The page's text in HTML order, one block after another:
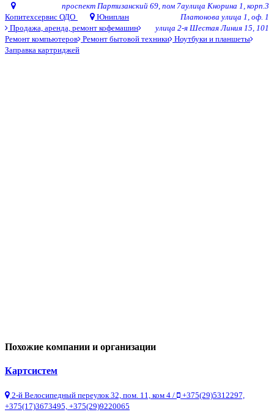
улица Кнорина 1, корп.3
проспект Партизанский 69, пом 7а
Копитехсервис ОДО
Платонова улица 1, оф. 1
Юниплан
улица 2-я Шестая Линия 15, 101
Продажа, аренда, ремонт кофемашин
Ремонт компьютеров Ремонт бытовой техники Ноутбуки и планшеты
Заправка картриджей
Похожие компании и организации
Картсистем
2-й Велосипедный переулок 32, пом. 11, ком 4 /
+375(29)5312297,
+375(17)3673495, +375(29)9220065